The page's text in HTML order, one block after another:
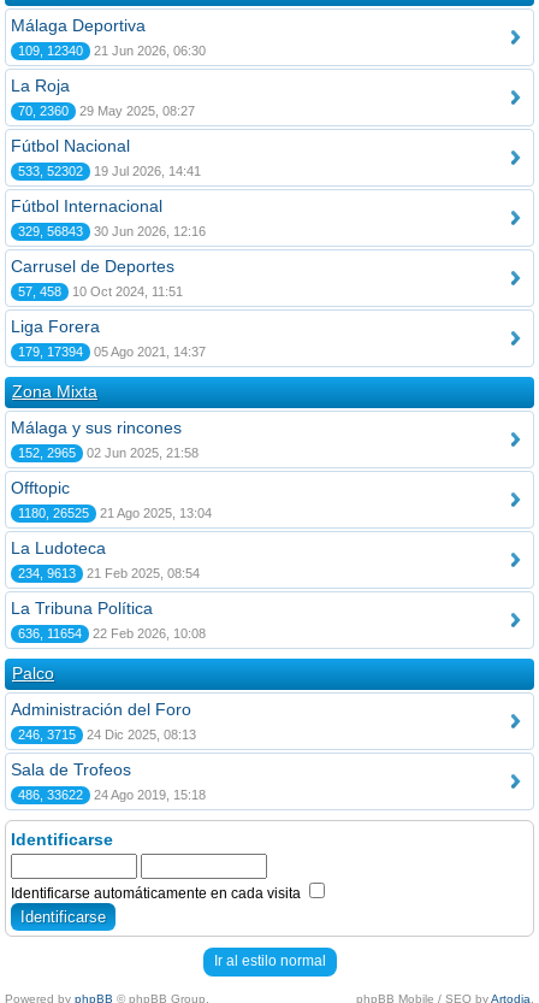
Málaga Deportiva
109, 12340 21 Jun 2026, 06:30
La Roja
70, 2360 29 May 2025, 08:27
Fútbol Nacional
533, 52302 19 Jul 2026, 14:41
Fútbol Internacional
329, 56843 30 Jun 2026, 12:16
Carrusel de Deportes
57, 458 10 Oct 2024, 11:51
Liga Forera
179, 17394 05 Ago 2021, 14:37
Zona Mixta
Málaga y sus rincones
152, 2965 02 Jun 2025, 21:58
Offtopic
1180, 26525 21 Ago 2025, 13:04
La Ludoteca
234, 9613 21 Feb 2025, 08:54
La Tribuna Política
636, 11654 22 Feb 2026, 10:08
Palco
Administración del Foro
246, 3715 24 Dic 2025, 08:13
Sala de Trofeos
486, 33622 24 Ago 2019, 15:18
Identificarse
Identificarse automáticamente en cada visita
Ir al estilo normal
Powered by phpBB © phpBB Group. phpBB Mobile / SEO byArtodia